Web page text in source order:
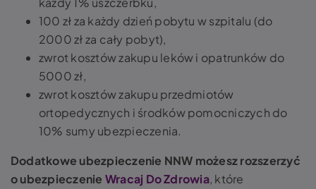
100 zł za każdy dzień pobytu w szpitalu (do
2000 zł za cały pobyt),
zwrot kosztów zakupu leków i opatrunków do
5000 zł,
zwrot kosztów zakupu przedmiotów
ortopedycznych i środków pomocniczych do
10% sumy ubezpieczenia.
Dodatkowe ubezpieczenie NNW możesz rozszerzyć
o ubezpieczenie Wracaj Do Zdrowia, które